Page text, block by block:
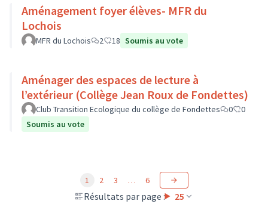
Aménagement foyer élèves- MFR du
Lochois
MFR du Lochois 2 18 Soumis au vote
Aménager des espaces de lecture à
l’extérieur (Collège Jean Roux de Fondettes)
Club Transition Ecologique du collège de Fondettes 0
0
Soumis au vote
Résultats par page : 25
1 2 3 … 6